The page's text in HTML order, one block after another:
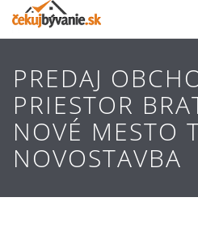
PREDAJ
PRIESTOR
NOVÉ MESTO
NOVOSTAVBA